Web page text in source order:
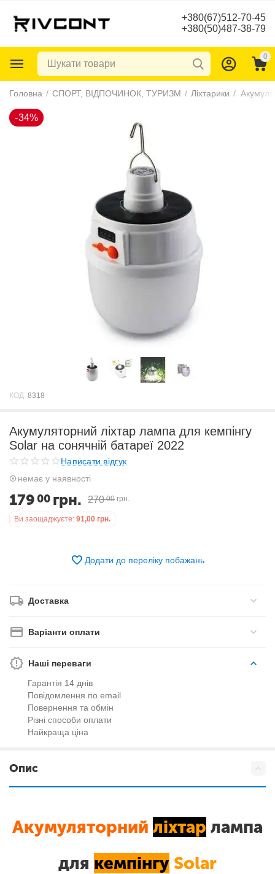
+380(67)512-70-45
+380(50)487-38-79
0
Головна / СПОРТ, ВІДПОЧИНОК, ТУРИЗМ / Ліхтарики /
КОД: 8318
Акумуляторний ліхтар лампа для кемпінгу
Solar на сонячній батареї 2022
Написати відгук
немає у наявності
179 00 грн. 270 00 грн.
Ви заощаджуєте: 91,00 грн.
Додати до переліку побажань
Доставка
Варіанти оплати
Наші переваги
Гарантія 14 днів
Повідомлення по email
Повернення та обмін
Різні способи оплати
Найкраща ціна
Опис
Акумуляторний ліхтар лампа
для кемпінгу Solar